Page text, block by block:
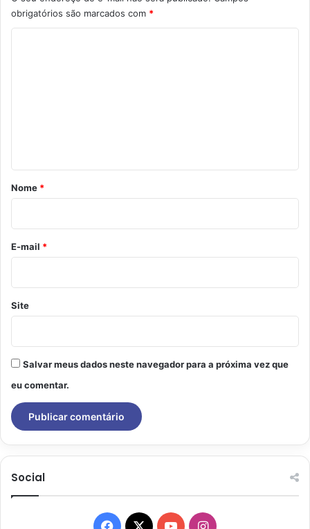
obrigatórios são marcados com *
r
o
*
Nome *
E-mail *
Site
Salvar meus dados neste navegador para a próxima vez que
eu comentar.
Social
Facebook
X YouTubeInstagram